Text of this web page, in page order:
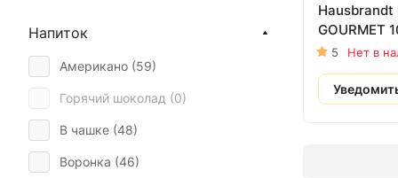
Hausbrandt
GOURMET
10 шт
5 Нет в
Monte Real (
Moak (28)
Kocka (4 )
Hisar Kahve (
Absolut Drive (
Напиток
Американо (59)
Горячий шоколад (0)
В чашке (48)
Воронка (46)